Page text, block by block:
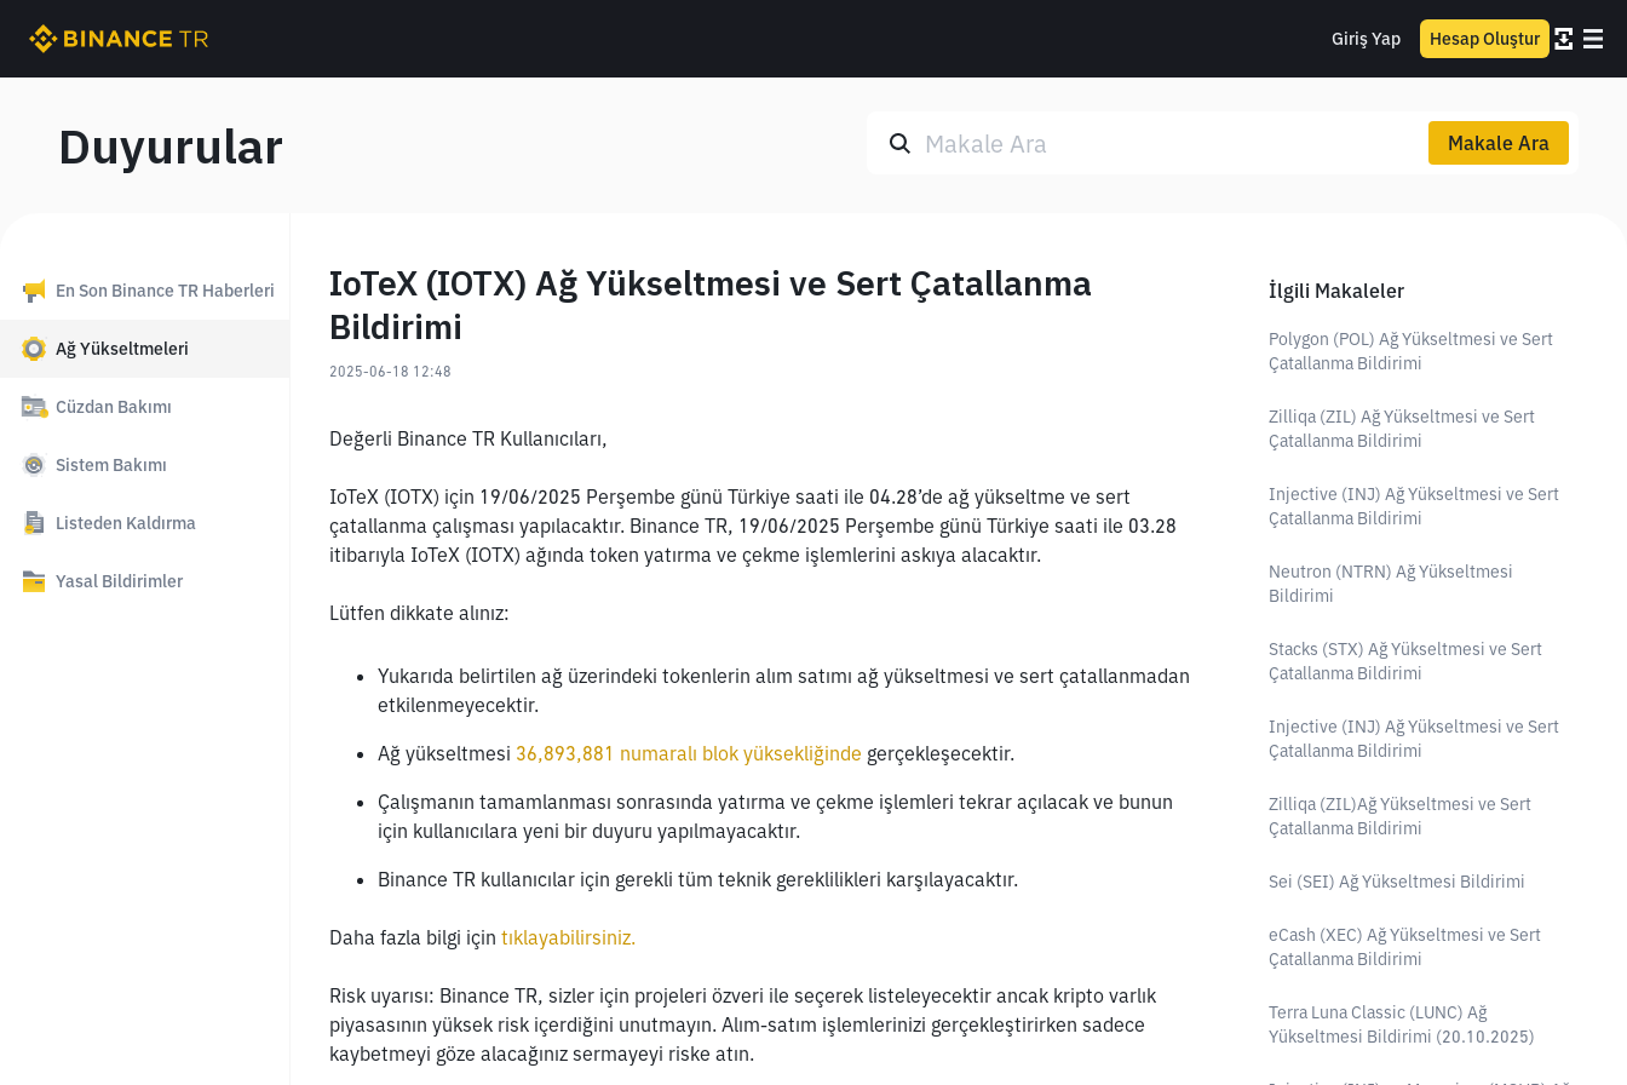
Giriş Yap Hesap Oluştur
Duyurular Makale Ara
En Son Binance TR Haberleri
Ağ Yükseltmeleri
Cüzdan Bakımı
Sistem Bakımı
Listeden Kaldırma
Yasal Bildirimler
IoTeX (IOTX) Ağ Yükseltmesi ve Sert Çatallanma
Bildirimi
2025-06-18 12:48
Değerli Binance TR Kullanıcıları,
IoTeX (IOTX) için 19/06/2025 Perşembe günü Türkiye saati ile 04.28’de ağ yükseltme ve sert
çatallanma çalışması yapılacaktır. Binance TR, 19/06/2025 Perşembe günü Türkiye saati ile 03.28
itibarıyla IoTeX (IOTX) ağında token yatırma ve çekme işlemlerini askıya alacaktır.
Lütfen dikkate alınız:
Yukarıda belirtilen ağ üzerindeki tokenlerin alım satımı ağ yükseltmesi ve sert çatallanmadan
etkilenmeyecektir.
Ağ yükseltmesi 36,893,881 numaralı blok yüksekliğinde gerçekleşecektir.
Çalışmanın tamamlanması sonrasında yatırma ve çekme işlemleri tekrar açılacak ve bunun
için kullanıcılara yeni bir duyuru yapılmayacaktır.
Binance TR kullanıcılar için gerekli tüm teknik gereklilikleri karşılayacaktır.
Daha fazla bilgi için tıklayabilirsiniz.
Risk uyarısı: Binance TR, sizler için projeleri özveri ile seçerek listeleyecektir ancak kripto varlık
piyasasının yüksek risk içerdiğini unutmayın. Alım-satım işlemlerinizi gerçekleştirirken sadece
kaybetmeyi göze alacağınız sermayeyi riske atın.
İlgili Makaleler
Polygon (POL) Ağ Yükseltmesi ve Sert
Çatallanma Bildirimi
Zilliqa (ZIL) Ağ Yükseltmesi ve Sert
Çatallanma Bildirimi
Injective (INJ) Ağ Yükseltmesi ve Sert
Çatallanma Bildirimi
Neutron (NTRN) Ağ Yükseltmesi
Bildirimi
Stacks (STX) Ağ Yükseltmesi ve Sert
Çatallanma Bildirimi
Injective (INJ) Ağ Yükseltmesi ve Sert
Çatallanma Bildirimi
Zilliqa (ZIL)Ağ Yükseltmesi ve Sert
Çatallanma Bildirimi
Sei (SEI) Ağ Yükseltmesi Bildirimi
eCash (XEC) Ağ Yükseltmesi ve Sert
Çatallanma Bildirimi
Terra Luna Classic (LUNC) Ağ
Yükseltmesi Bildirimi (20.10.2025)